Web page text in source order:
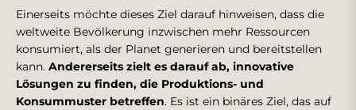
Einerseits möchte dieses Ziel darauf hinweisen, dass die
weltweite Bevölkerung inzwischen mehr Ressourcen
konsumiert, als der Planet generieren und bereitstellen
kann. Andererseits zielt es darauf ab, innovative
Lösungen zu finden, die Produktions- und
Konsummuster betreffen. Es ist ein binäres Ziel, das auf